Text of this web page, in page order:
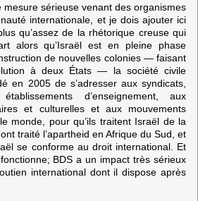
mesure sérieuse venant des organismes
internationale, et je dois ajouter ici
qu’assez de la rhétorique creuse qui
alors qu’Israël est en pleine phase
de nouvelles colonies — faisant
à deux États — la société civile
en 2005 de s’adresser aux syndicats,
d’enseignement, aux
et culturelles et aux mouvements
monde, pour qu’ils traitent Israël de la
traité l’apartheid en Afrique du Sud, et
se conforme au droit international. Et
BDS a un impact très sérieux
international dont il dispose après